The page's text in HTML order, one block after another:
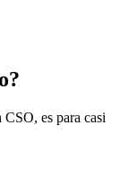
es para casi